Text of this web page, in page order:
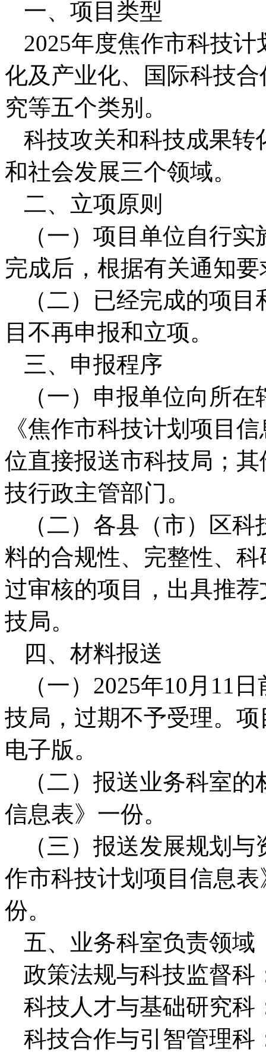
一、项目类型
2025年度焦作市科技
化及产业化、国际科技
究等五个类别。
科技攻关和科技成果转
和社会发展三个领域。
二、立项原则
（一）项目单位自行
完成后，根据有关通知
（二）已经完成的项
目不再申报和立项。
三、申报程序
（一）申报单位向所
《焦作市科技计划项目
位直接报送市科技局；
技行政主管部门。
（二）各县（市）区
料的合规性、完整性、
过审核的项目，出具推
技局。
四、材料报送
（一）2025年10月11
技局，过期不予受理。
电子版。
（二）报送业务科室的
信息表》 一份。
（三）报送发展规划
作市科技计划项目信息表
份。
五、业务科室负责领域
政策法规与科技监督科
科技人才与基础研究科
科技合作与引智管理科